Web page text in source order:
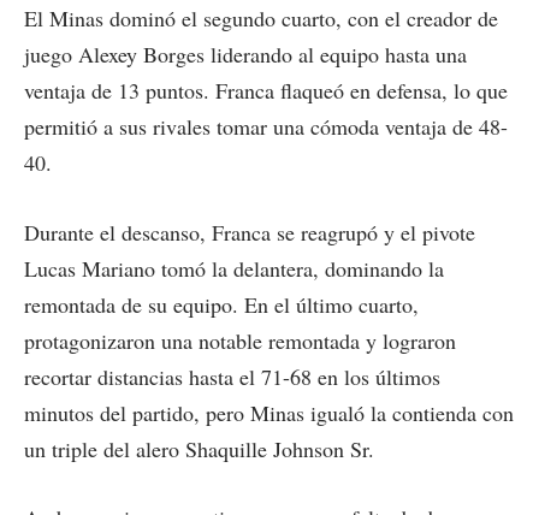
El Minas dominó el segundo cuarto, con el creador de
juego Alexey Borges liderando al equipo hasta una
ventaja de 13 puntos. Franca flaqueó en defensa, lo que
permitió a sus rivales tomar una cómoda ventaja de 48-
40.
Durante el descanso, Franca se reagrupó y el pivote
Lucas Mariano tomó la delantera, dominando la
remontada de su equipo. En el último cuarto,
protagonizaron una notable remontada y lograron
recortar distancias hasta el 71-68 en los últimos
minutos del partido, pero Minas igualó la contienda con
un triple del alero Shaquille Johnson Sr.